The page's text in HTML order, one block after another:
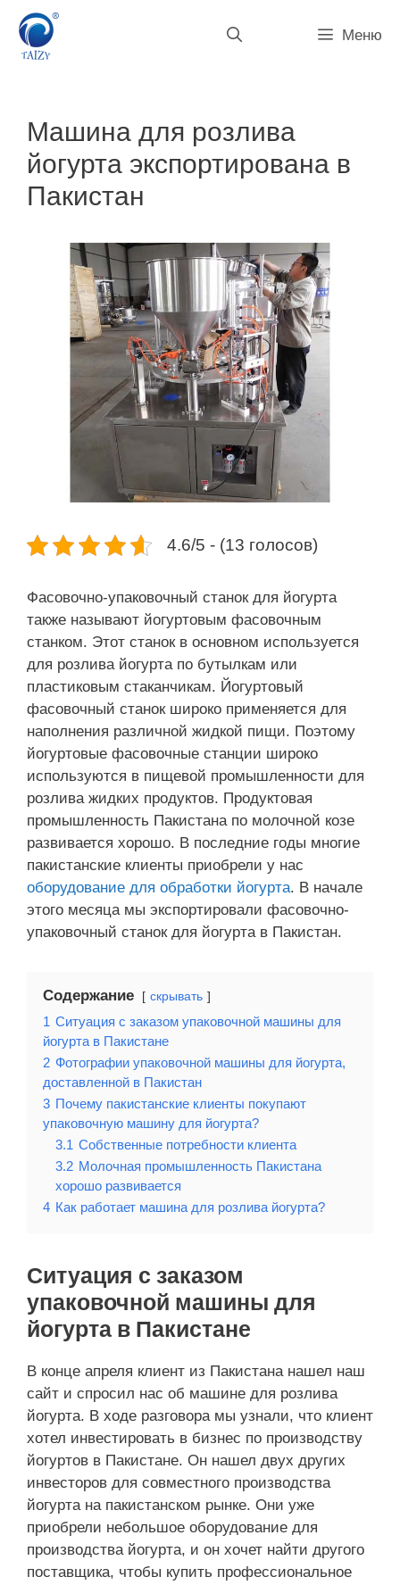
Перейти
содержимому
Меню
Машина для розлива
йогурта экспортирована в
Пакистан
4.6/5 - (13 голосов)
Фасовочно-упаковочный станок для йогурта
также называют йогуртовым фасовочным
станком. Этот станок в основном используется
для розлива йогурта по бутылкам или
пластиковым стаканчикам. Йогуртовый
фасовочный станок широко применяется для
наполнения различной жидкой пищи. Поэтому
йогуртовые фасовочные станции широко
используются в пищевой промышленности для
розлива жидких продуктов. Продуктовая
промышленность Пакистана по молочной козе
развивается хорошо. В последние годы многие
пакистанские клиенты приобрели у нас
оборудование для обработки йогурта. В начале
этого месяца мы экспортировали фасовочно-
упаковочный станок для йогурта в Пакистан.
Содержание скрывать
1 Ситуация с заказом упаковочной машины для
йогурта в Пакистане
2 Фотографии упаковочной машины для йогурта,
доставленной в Пакистан
3 Почему пакистанские клиенты покупают
упаковочную машину для йогурта?
3.1 Собственные потребности клиента
3.2 Молочная промышленность Пакистана
хорошо развивается
4 Как работает машина для розлива йогурта?
Ситуация с заказом
упаковочной машины для
йогурта в Пакистане
В конце апреля клиент из Пакистана нашел наш
сайт и спросил нас об машине для розлива
йогурта. В ходе разговора мы узнали, что клиент
хотел инвестировать в бизнес по производству
йогуртов в Пакистане. Он нашел двух других
инвесторов для совместного производства
йогурта на пакистанском рынке. Они уже
приобрели небольшое оборудование для
производства йогурта, и он хочет найти другого
поставщика, чтобы купить профессиональное